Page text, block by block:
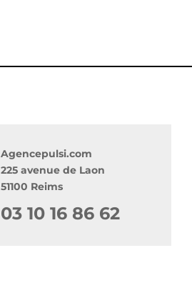
Agencepulsi.com
225 avenue de Laon
51100 Reims
03 10 16 86 62